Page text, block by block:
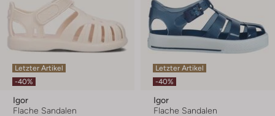
Letzter Artikel
-40%
Igor
Flache Sandalen
Letzter Artikel
-40%
Igor
Flache Sandalen